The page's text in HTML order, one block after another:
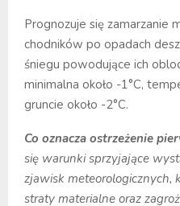
Prognozuje się zamarzanie
chodników po opadach
śniegu powodujące ich
minimalna około -1°C,
gruncie około -2°C.
Co oznacza ostrzeżenie
się warunki sprzyjające
zjawisk meteorologicznych,
straty materialne oraz